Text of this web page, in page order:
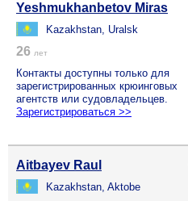
Yeshmukhanbetov Miras
Kazakhstan, Uralsk
26 лет
Контакты доступны только для
зарегистрированных крюинговых
агентств или судовладельцев.
Зарегистрироваться >>
Aitbayev Raul
Kazakhstan, Aktobe